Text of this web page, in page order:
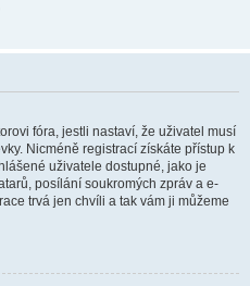
fóra, jestli nastaví, že uživatel musí
Nicméně registrací získáte přístup k
uživatele dostupné, jako je
posílání soukromých zpráv a e-
trvá jen chvíli a tak vám ji můžeme